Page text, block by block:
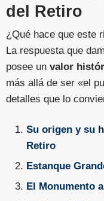
del Retiro
¿Qué hace que este
La respuesta que
posee un valor
más allá de ser «el
detalles que lo
Su origen y su
Retiro
Estanque
El Monumento